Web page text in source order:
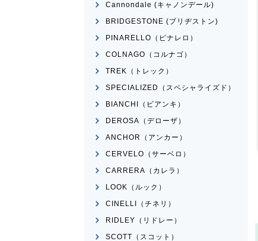
ミニベロ
ternSURGE 2021年モデル
買取価格
¥
Cannondale (キャノンデール)
BRIDGESTONE (ブリヂストン)
PINARELLO（ピナレロ）
COLNAGO（コルナゴ）
TREK（トレック）
SPECIALIZED（スペシャライズド）
BIANCHI（ビアンキ）
DEROSA（デローザ）
ANCHOR（アンカー）
CERVELO（サーベロ）
CARRERA（カレラ）
LOOK（ルック）
CINELLI（チネリ）
RIDLEY（リドレー）
SCOTT（スコット）